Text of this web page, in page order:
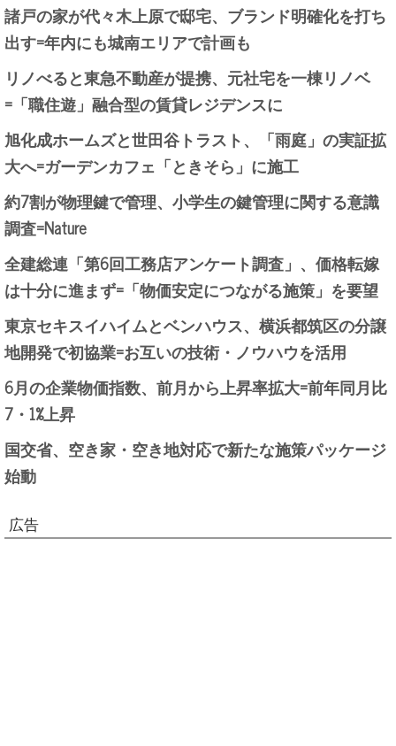
諸戸の家が代々木上原で邸宅、ブランド明確化を打ち
出す=年内にも城南エリアで計画も
リノべると東急不動産が提携、元社宅を一棟リノベ
=「職住遊」融合型の賃貸レジデンスに
旭化成ホームズと世田谷トラスト、「雨庭」の実証拡
大へ=ガーデンカフェ「ときそら」に施工
約7割が物理鍵で管理、小学生の鍵管理に関する意識
調査=Nature
全建総連「第6回工務店アンケート調査」、価格転嫁
は十分に進まず=「物価安定につながる施策」を要望
東京セキスイハイムとベンハウス、横浜都筑区の分譲
地開発で初協業=お互いの技術・ノウハウを活用
6月の企業物価指数、前月から上昇率拡大=前年同月比
7・1%上昇
国交省、空き家・空き地対応で新たな施策パッケージ
始動
広告